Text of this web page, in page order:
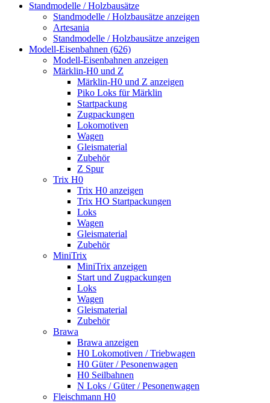
Standmodelle / Holzbausätze
Standmodelle / Holzbausätze anzeigen
Artesania
Standmodelle / Holzbausätze anzeigen
Modell-Eisenbahnen (626)
Modell-Eisenbahnen anzeigen
Märklin-H0 und Z
Märklin-H0 und Z anzeigen
Piko Loks für Märklin
Startpackung
Zugpackungen
Lokomotiven
Wagen
Gleismaterial
Zubehör
Z Spur
Trix H0
Trix H0 anzeigen
Trix HO Startpackungen
Loks
Wagen
Gleismaterial
Zubehör
MiniTrix
MiniTrix anzeigen
Start und Zugpackungen
Loks
Wagen
Gleismaterial
Zubehör
Brawa
Brawa anzeigen
H0 Lokomotiven / Triebwagen
H0 Güter / Pesonenwagen
H0 Seilbahnen
N Loks / Güter / Pesonenwagen
Fleischmann H0